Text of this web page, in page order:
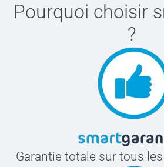
Pourquoi choisir
?
Garantie totale sur tous